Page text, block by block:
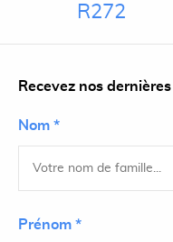
R272
Recevez nos
Nom *
Prénom *